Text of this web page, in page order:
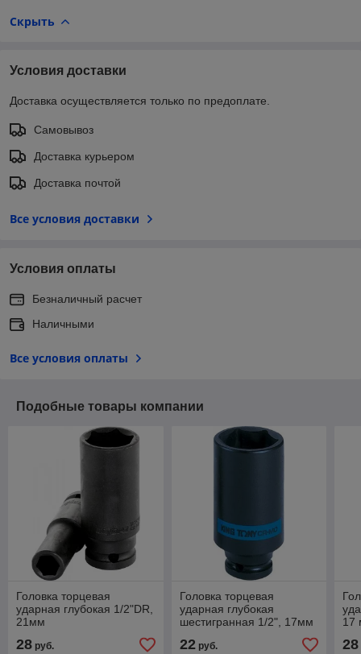
Скрыть
Условия доставки
Доставка осуществляется только по предоплате.
Самовывоз
Доставка курьером
Доставка почтой
Все условия доставки
Условия оплаты
Безналичный расчет
Наличными
Все условия оплаты
Подобные товары компании
Головка торцевая
ударная глубокая 1/2"DR,
21мм
28 руб.
Головка торцевая
ударная глубокая
шестигранная 1/2", 17мм
22руб.
17
28